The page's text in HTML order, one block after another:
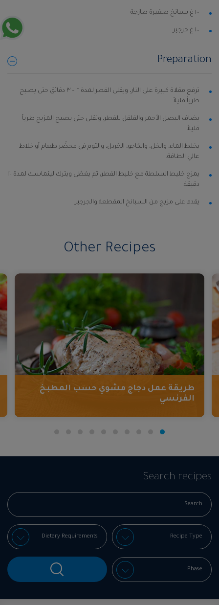
١٠٠ غ سبانخ صغيرة طازجة
١٠٠ غ جرجير
Preparation
ترفع مقلاة كبيرة على النار، ويقلى الفطر لمدة ٢ – ٣ دقائق حتى يصبح
طرياً قليلاً.
يضاف البصل الأحمر والفلفل للفطر، وتقلى حتى يصبح المزيج طرياً
قليلاً.
يخلط الماء، والخل، والكاجو، الخردل، والثوم في محضّر طعام أو خلاط
عالي الطاقة.
يمزج خليط السلطة مع خليط الفطر، ثم يغطّى ويترك ليتماسك لمدة ٢٠
دقيقة.
يقدم على مزيج من السبانخ المقطعة والجرجير.
Other Recipes
طريقة عمل دجاج مشوي حسب المطبخ
الفرنسي
Search recipes